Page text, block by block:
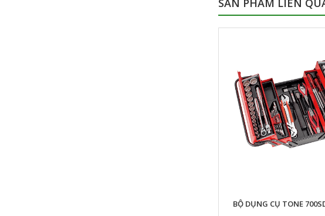
SẢN PHẨM LIÊN
BỘ DỤNG CỤ TONE